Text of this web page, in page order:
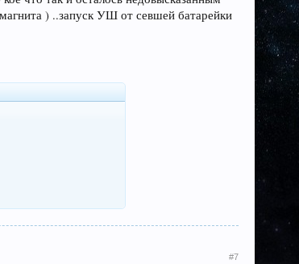
) ..запуск УШ от севшей батарейки
#7